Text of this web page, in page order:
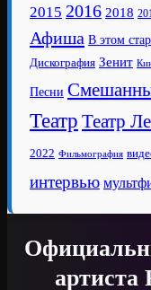
2015 2016 2018
Афиша В этом
Дискография Зенит
Песни
Театр Театр
2022 Фильмография
интервью
артиста